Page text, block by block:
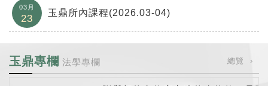
03月
23
玉鼎所內課程(2026.03-04)
玉鼎專欄 法學專欄 總覽 ›